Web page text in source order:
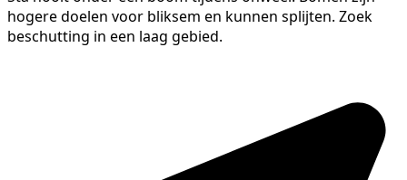
hogere doelen voor bliksem en kunnen splijten. Zoek
beschutting in een laag gebied.